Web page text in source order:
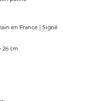
en France | Signé
26 cm